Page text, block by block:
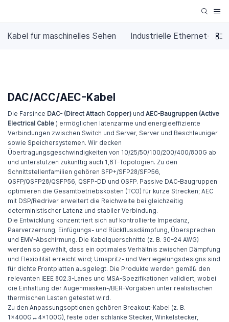
Kabel für maschinelles Sehen Industrielle Ethernet-
DAC/ACC/AEC-Kabel
Die Farsince DAC- (Direct Attach Copper) und AEC-Baugruppen (Active
Electrical Cable ) ermöglichen latenzarme und energieeffiziente
Verbindungen zwischen Switch und Server, Server und Beschleuniger
sowie Speichersystemen. Wir decken
Übertragungsgeschwindigkeiten von 10/25/50/100/200/400/800G ab
und unterstützen zukünftig auch 1,6T-Topologien. Zu den
Schnittstellenfamilien gehören SFP+/SFP28/SFP56,
QSFP/QSFP28/QSFP56, QSFP-DD und OSFP. Passive DAC-Baugruppen
optimieren die Gesamtbetriebskosten (TCO) für kurze Strecken; AEC
mit DSP/Redriver erweitert die Reichweite bei gleichzeitig
deterministischer Latenz und stabiler Verbindung.
Die Entwicklung konzentriert sich auf kontrollierte Impedanz,
Paarverzerrung, Einfügungs- und Rückflussdämpfung, Übersprechen
und EMV-Abschirmung. Die Kabelquerschnitte (z. B. 30–24 AWG)
werden so gewählt, dass ein optimales Verhältnis zwischen Dämpfung
und Flexibilität erreicht wird; Umspritz- und Verriegelungsdesigns sind
für dichte Frontplatten ausgelegt. Die Produkte werden gemäß den
relevanten IEEE 802.3-Lanes und MSA-Spezifikationen validiert, wobei
die Einhaltung der Augenmasken-/BER-Vorgaben unter realistischen
thermischen Lasten getestet wird.
Zu den Anpassungsoptionen gehören Breakout-Kabel (z. B.
1×400G↔4×100G), feste oder schlanke Stecker, Winkelstecker,